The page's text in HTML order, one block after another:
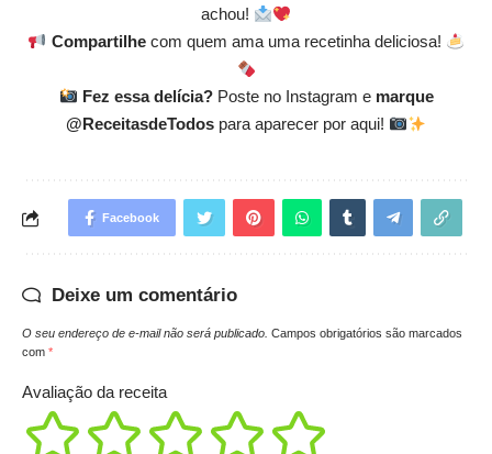
achou!
Compartilhecom quem ama uma recetinha deliciosa!
Fez essa delícia?Poste no Instagram e marque
@ReceitasdeTodospara aparecer por aqui!
Facebook
Deixe um comentário
O seu endereço de e-mail não será publicado. Campos obrigatórios são marcados
com *
Avaliação da receita